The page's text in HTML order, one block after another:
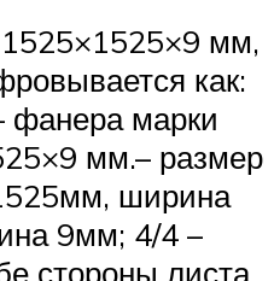
мм,
как:
марки
мм.– размер
ширина
9мм; 4/4 –
стороны листа